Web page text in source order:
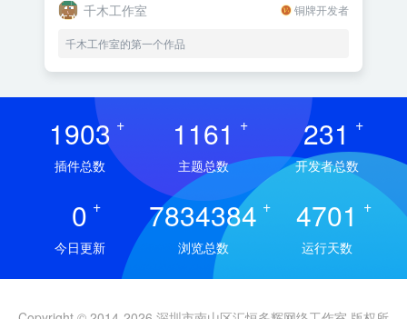
千木工作室 铜牌开发者
千木工作室的第一个作品
1903 +
插件总数
1161 +
主题总数
231 +
开发者总数
0 +
今日更新
7834384 +
浏览总数
4701 +
运行天数